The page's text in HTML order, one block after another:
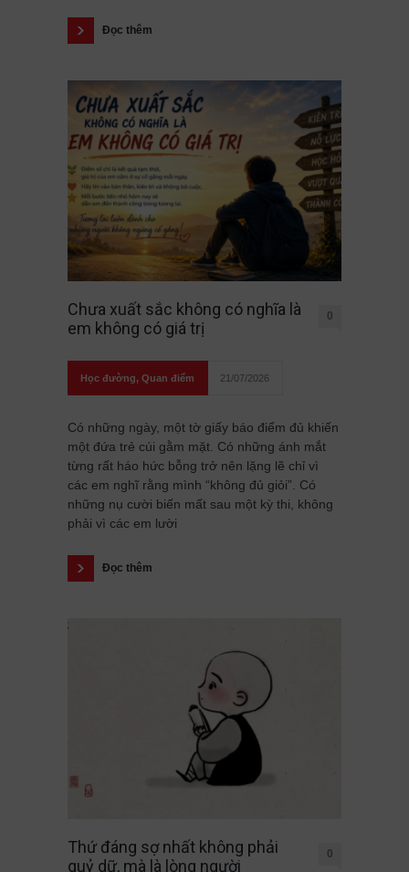
Đọc thêm
Chưa xuất sắc không có nghĩa là
em không có giá trị
0
Học đường, Quan điểm 21/07/2026
Có những ngày, một tờ giấy báo điểm đủ khiến
một đứa trẻ cúi gằm mặt. Có những ánh mắt
từng rất háo hức bỗng trở nên lặng lẽ chỉ vì
các em nghĩ rằng mình “không đủ giỏi”. Có
những nụ cười biến mất sau một kỳ thi, không
phải vì các em lười
Đọc thêm
Thứ đáng sợ nhất không phải
quỷ dữ, mà là lòng người
0